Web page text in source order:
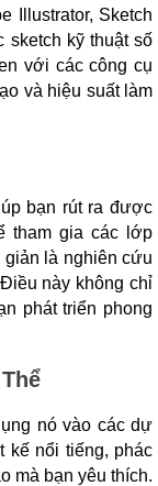
Illustrator, Sketch
sketch kỹ thuật số
với các công cụ
và hiệu suất làm
bạn rút ra được
tham gia các lớp
là nghiên cứu
này không chỉ
phát triển phong
nó vào các dự
kế nổi tiếng, phác
mà bạn yêu thích.